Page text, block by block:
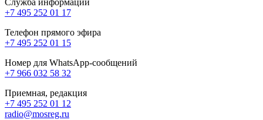
Служба информации
+7 495 252 01 17
Телефон прямого эфира
+7 495 252 01 15
Номер для WhatsApp-сообщений
+7 966 032 58 32
Приемная, редакция
+7 495 252 01 12
radio@mosreg.ru